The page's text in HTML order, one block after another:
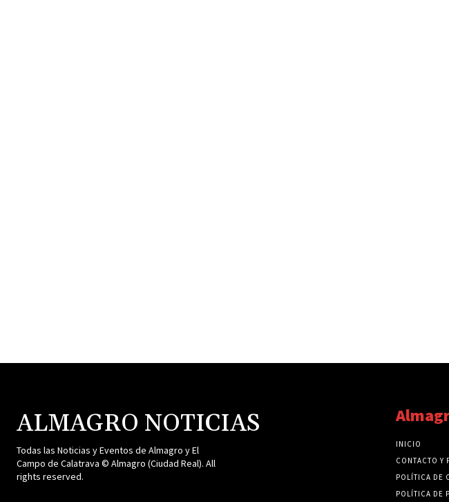
ALMAGRO NOTICIAS
Todas las Noticias y Eventos de Almagro y El
Campo de Calatrava © Almagro (Ciudad Real). All
rights reserved.
INICIO
CONTACTO Y
POLÍTICA DE
POLÍTICA DE